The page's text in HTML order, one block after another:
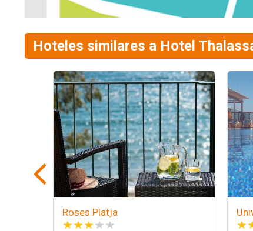
Hoteles similares a Hotel
Roses Platja